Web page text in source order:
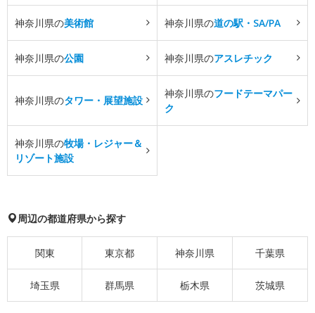
神奈川県の美術館 神奈川県の道の駅・SA/PA
神奈川県の公園 神奈川県のアスレチック
神奈川県のタワー・展望施設
神奈川県のフードテーマパー
ク
神奈川県の牧場・レジャー＆
リゾート施設
周辺の都道府県から探す
関東 東京都 神奈川県 千葉県
埼玉県 群馬県 栃木県 茨城県